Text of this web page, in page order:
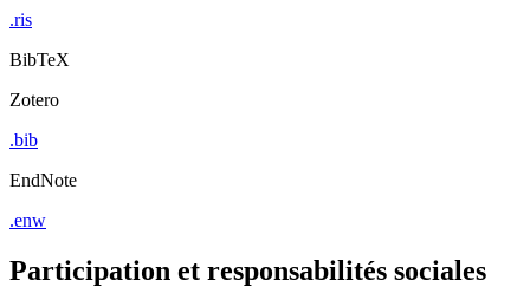
.ris
BibTeX
Zotero
.bib
EndNote
.enw
Participation et responsabilités sociales